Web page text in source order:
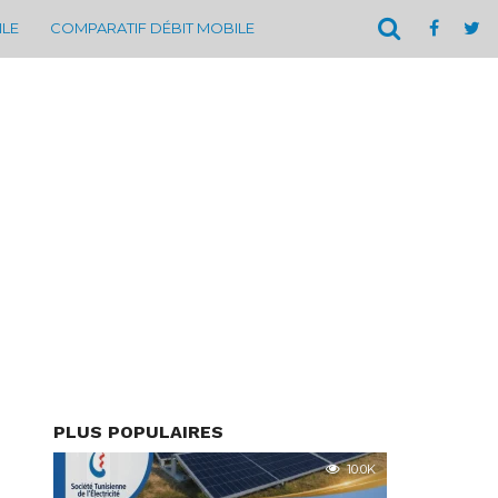
COMPARATIF DÉBIT MOBILE
PLUS POPULAIRES
10.0K